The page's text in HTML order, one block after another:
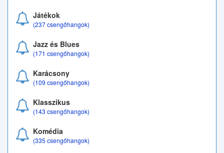
Játékok
(237 csengőhangok)
Jazz és Blues
(171 csengőhangok)
Karácsony
(109 csengőhangok)
Klasszikus
(143 csengőhangok)
Komédia
(335 csengőhangok)